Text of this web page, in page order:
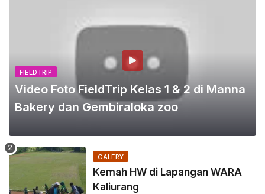
FIELDTRIP
Video Foto FieldTrip Kelas 1 & 2 di Manna
Bakery dan Gembiraloka zoo
GALERY
Kemah HW di Lapangan WARA
Kaliurang